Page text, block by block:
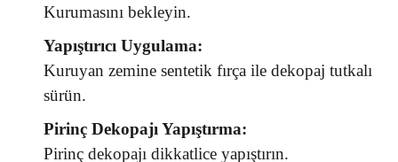
Kurumasını bekleyin.
Yapıştırıcı Uygulama:
Kuruyan zemine sentetik fırça ile dekopaj tutkalı
sürün.
Pirinç Dekopajı Yapıştırma:
Pirinç dekopajı dikkatlice yapıştırın.